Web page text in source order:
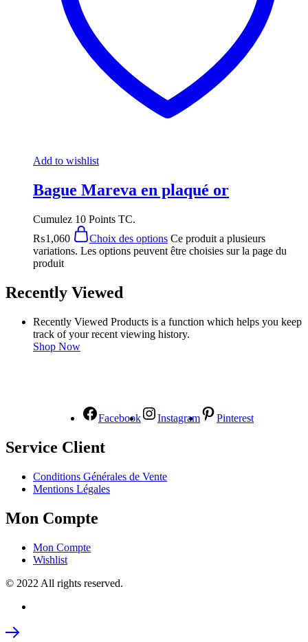
Add to wishlist
Bague Mareva en plaqué or
Cumulez 10 Points TC.
₨1,060 Choix des options Ce produit a plusieurs
variations. Les options peuvent être choisies sur la page du
produit
Recently Viewed
Recently Viewed Products is a function which helps you keep
track of your recent viewing history.
Shop Now
Facebook Instagram Pinterest
Service Client
Conditions Générales de Vente
Mentions Légales
Mon Compte
Mon Compte
Wishlist
© 2022 All rights reserved.